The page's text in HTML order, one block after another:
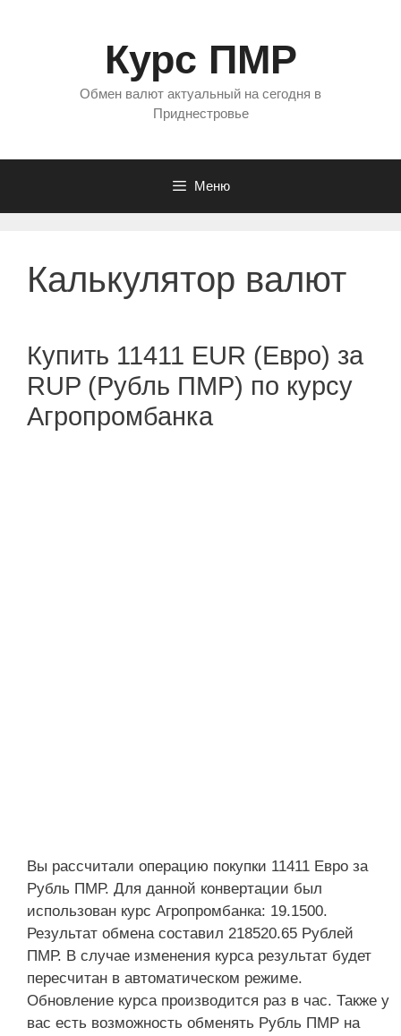
Курс ПМР
Обмен валют актуальный на сегодня в
Приднестровье
Меню
Калькулятор валют
Купить 11411 EUR (Евро) за
RUP (Рубль ПМР) по курсу
Агропромбанка
Вы рассчитали операцию покупки 11411 Евро за
Рубль ПМР. Для данной конвертации был
использован курс Агропромбанка: 19.1500.
Результат обмена составил 218520.65 Рублей
ПМР. В случае изменения курса результат будет
пересчитан в автоматическом режиме.
Обновление курса производится раз в час. Также у
вас есть возможность обменять Рубль ПМР на